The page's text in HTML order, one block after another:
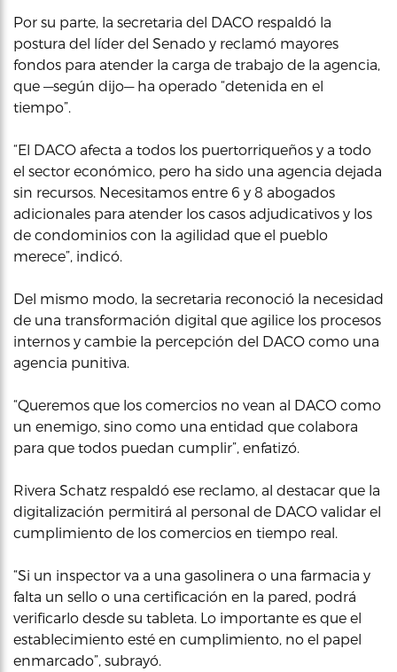
Por su parte, la secretaria del DACO respaldó la
postura del líder del Senado y reclamó mayores
fondos para atender la carga de trabajo de la agencia,
que —según dijo— ha operado “detenida en el
tiempo”.
“El DACO afecta a todos los puertorriqueños y a todo
el sector económico, pero ha sido una agencia dejada
sin recursos. Necesitamos entre 6 y 8 abogados
adicionales para atender los casos adjudicativos y los
de condominios con la agilidad que el pueblo
merece”, indicó.
Del mismo modo, la secretaria reconoció la necesidad
de una transformación digital que agilice los procesos
internos y cambie la percepción del DACO como una
agencia punitiva.
“Queremos que los comercios no vean al DACO como
un enemigo, sino como una entidad que colabora
para que todos puedan cumplir”, enfatizó.
Rivera Schatz respaldó ese reclamo, al destacar que la
digitalización permitirá al personal de DACO validar el
cumplimiento de los comercios en tiempo real.
“Si un inspector va a una gasolinera o una farmacia y
falta un sello o una certificación en la pared, podrá
verificarlo desde su tableta. Lo importante es que el
establecimiento esté en cumplimiento, no el papel
enmarcado”, subrayó.